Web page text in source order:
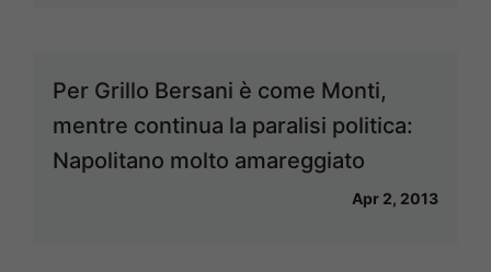
Per Grillo Bersani è come Monti,
mentre continua la paralisi politica:
Napolitano molto amareggiato
Apr 2, 2013